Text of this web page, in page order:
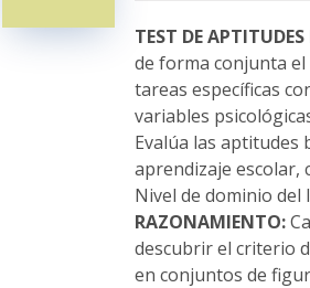
TEST DE APTITUDES
de forma conjunta
tareas específicas
variables
Evalúa las aptitudes
aprendizaje escolar,
Nivel de dominio del
RAZONAMIENTO:
descubrir el criterio
en conjuntos de